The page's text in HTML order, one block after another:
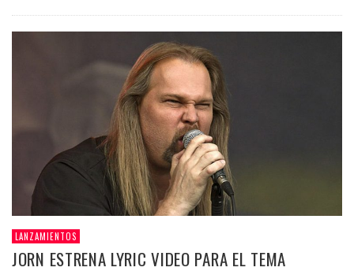
LANZAMIENTOS
JORN ESTRENA LYRIC VIDEO PARA EL TEMA